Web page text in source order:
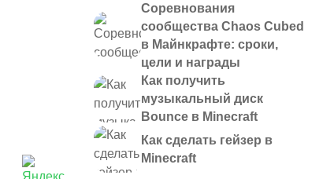
Соревнования
сообщества Chaos Cubed
в Майнкрафте: сроки,
цели и награды
Как получить
музыкальный диск
Bounce в Minecraft
Как сделать гейзер в
Minecraft